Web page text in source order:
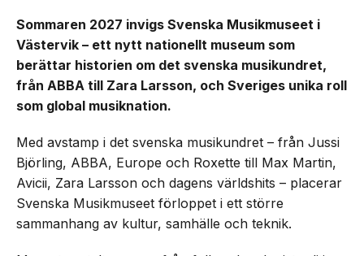
Sommaren 2027 invigs Svenska Musikmuseet i
Västervik – ett nytt nationellt museum som
berättar historien om det svenska musikundret,
från ABBA till Zara Larsson, och Sveriges unika roll
som global musiknation.
Med avstamp i det svenska musikundret – från Jussi
Björling, ABBA, Europe och Roxette till Max Martin,
Avicii, Zara Larsson och dagens världshits – placerar
Svenska Musikmuseet förloppet i ett större
sammanhang av kultur, samhälle och teknik.